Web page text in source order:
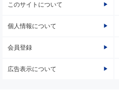
このサイトについて
個人情報について
会員登録
広告表示について